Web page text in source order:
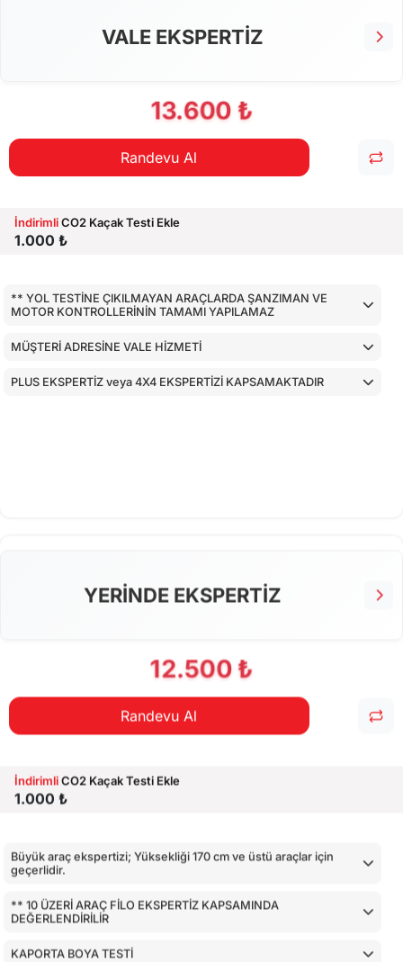
VALE EKSPERTİZ
13.600 ₺
Randevu Al
İndirimliCO2 Kaçak Testi Ekle
1.000 ₺
** YOL TESTİNE ÇIKILMAYAN ARAÇLARDA ŞANZIMAN VE
MOTOR KONTROLLERİNİN TAMAMI YAPILAMAZ
MÜŞTERİ ADRESİNE VALE HİZMETİ
PLUS EKSPERTİZ veya 4X4 EKSPERTİZİ KAPSAMAKTADIR
YERİNDE EKSPERTİZ
12.500 ₺
Randevu Al
İndirimliCO2 Kaçak Testi Ekle
1.000 ₺
Büyük araç ekspertizi; Yüksekliği 170 cm ve üstü araçlar için
geçerlidir.
** 10 ÜZERİ ARAÇ FİLO EKSPERTİZ KAPSAMINDA
DEĞERLENDİRİLİR
KAPORTA BOYA TESTİ